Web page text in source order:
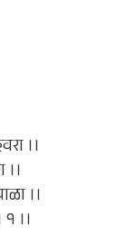
।।
।।
।।
।।